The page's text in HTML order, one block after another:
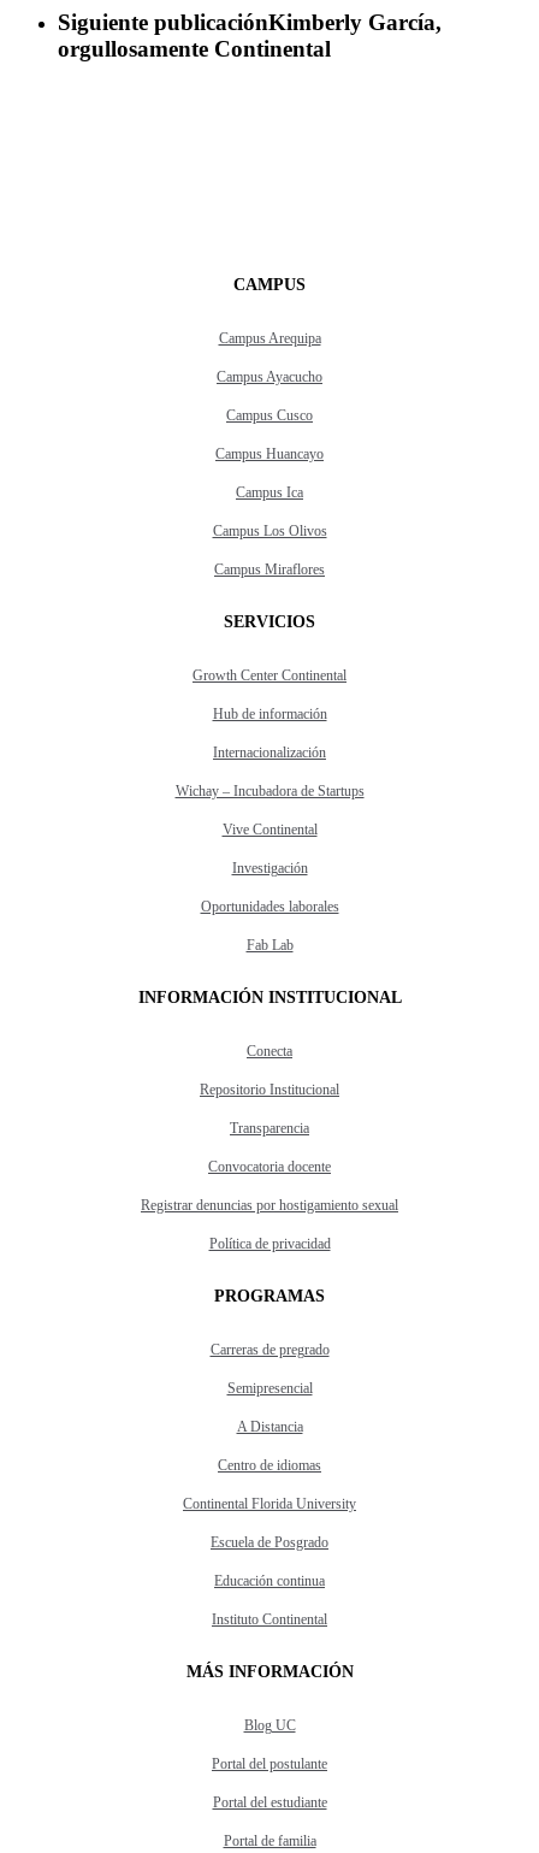
Siguiente publicaciónKimberly García,
orgullosamente Continental
CAMPUS
Campus Arequipa
Campus Ayacucho
Campus Cusco
Campus Huancayo
Campus Ica
Campus Los Olivos
Campus Miraflores
SERVICIOS
Growth Center Continental
Hub de información
Internacionalización
Wichay – Incubadora de Startups
Vive Continental
Investigación
Oportunidades laborales
Fab Lab
INFORMACIÓN INSTITUCIONAL
Conecta
Repositorio Institucional
Transparencia
Convocatoria docente
Registrar denuncias por hostigamiento sexual
Política de privacidad
PROGRAMAS
Carreras de pregrado
Semipresencial
A Distancia
Centro de idiomas
Continental Florida University
Escuela de Posgrado
Educación continua
Instituto Continental
MÁS INFORMACIÓN
Blog UC
Portal del postulante
Portal del estudiante
Portal de familia